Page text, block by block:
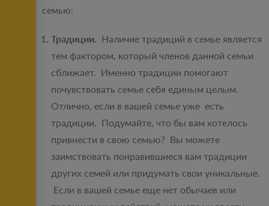
семью:
Традиции. Наличие традиций в семье является
тем фактором, который членов данной семьи
сближает. Именно традиции помогают
почувствовать семье себя единым целым.
Отлично, если в вашей семье уже есть
традиции. Подумайте, что бы вам хотелось
привнести в свою семью? Вы можете
заимствовать понравившиеся вам традиции
других семей или придумать свои уникальные.
Если в вашей семье еще нет обычаев или